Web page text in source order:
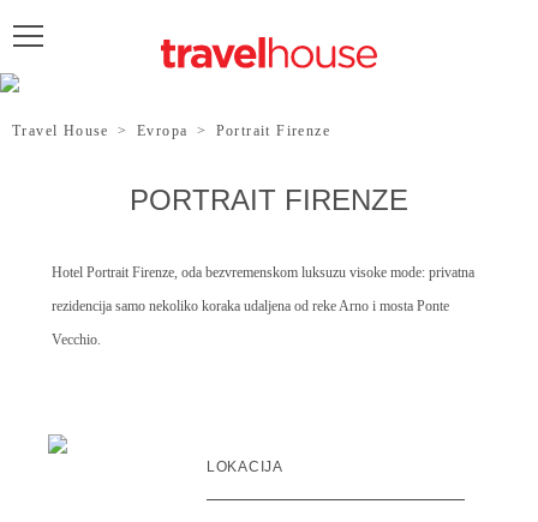
Travel House > Evropa > Portrait Firenze
PORTRAIT FIRENZE
Hotel Portrait Firenze, oda bezvremenskom luksuzu visoke mode: privatna
rezidencija samo nekoliko koraka udaljena od reke Arno i mosta Ponte
Vecchio.
LOKACIJA